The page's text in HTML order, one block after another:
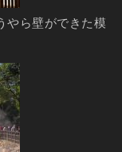
やら壁ができた模